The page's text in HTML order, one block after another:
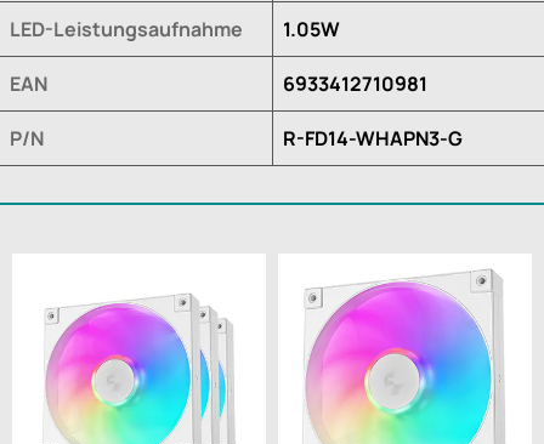
LED-Leistungsaufnahme 1.05W
EAN 6933412710981
P/N R-FD14-WHAPN3-G